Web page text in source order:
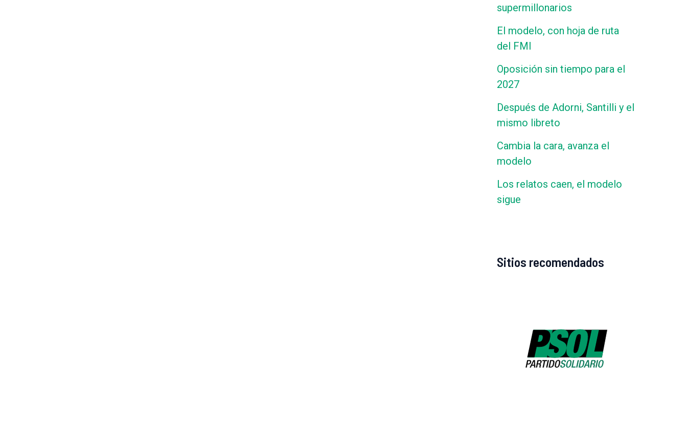
supermillonarios
El modelo, con hoja de ruta
del FMI
Oposición sin tiempo para el
2027
Después de Adorni, Santilli y el
mismo libreto
Cambia la cara, avanza el
modelo
Los relatos caen, el modelo
sigue
Sitios recomendados